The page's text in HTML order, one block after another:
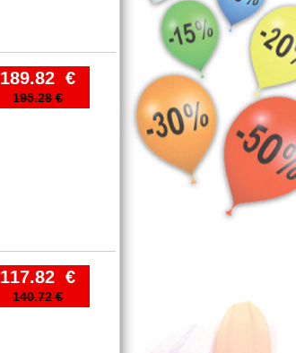
189.82 €
195.28 €
117.82 €
140.72 €